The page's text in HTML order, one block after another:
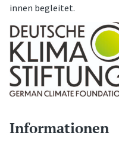
innen begleitet.
Informationen